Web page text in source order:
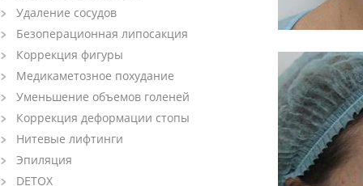
Удаление сосудов
Безоперационная липосакция
Коррекция фигуры
Медикаметозное похудание
Уменьшение объемов голеней
Коррекция деформации стопы
Нитевые лифтинги
Эпиляция
DETOX